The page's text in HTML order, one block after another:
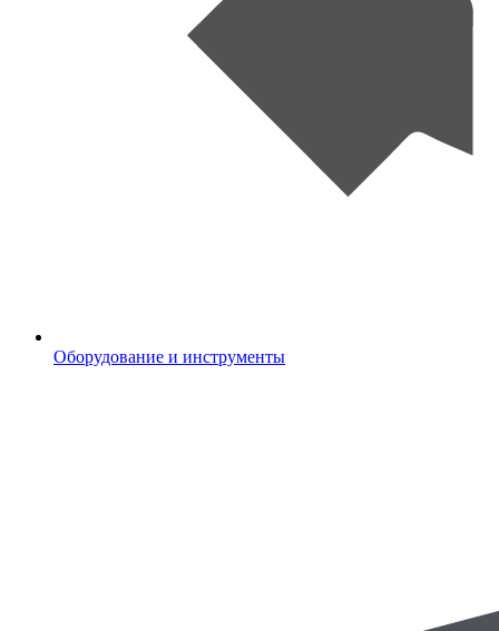
Оборудование и инструменты